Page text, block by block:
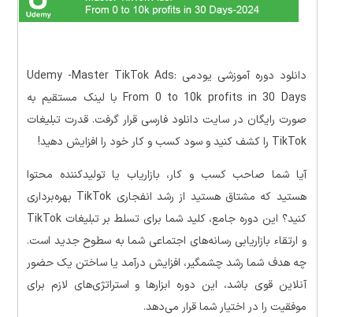
دانلود دوره آموزشی یودمی Udemy -Master TikTok Ads:
From 0 to 10k profits in 30 Days با لینک مستقیم به
صورت رایگان در سایت دانلود فارسی قرار گرفت. قدرت تبلیغات
TikTok را کشف کنید و سود کسب و کار خود را افزایش دهید!
آیا شما صاحب کسب و کار، بازاریاب یا تولیدکننده محتوا
هستید که مشتاق هستید از رشد انفجاری TikTok بهره‌برداری
کنید؟ این دوره جامع، کلید شما برای تسلط بر تبلیغات TikTok
و ارتقاء بازاریابی رسانه‌های اجتماعی شما به سطوح جدید است.
چه هدف شما رشد چشمگیر، افزایش درآمد یا ساختن یک حضور
آنلاین قوی باشد، این دوره ابزارها و استراتژی‌های لازم برای
موفقیت را در اختیار شما قرار می‌دهد.